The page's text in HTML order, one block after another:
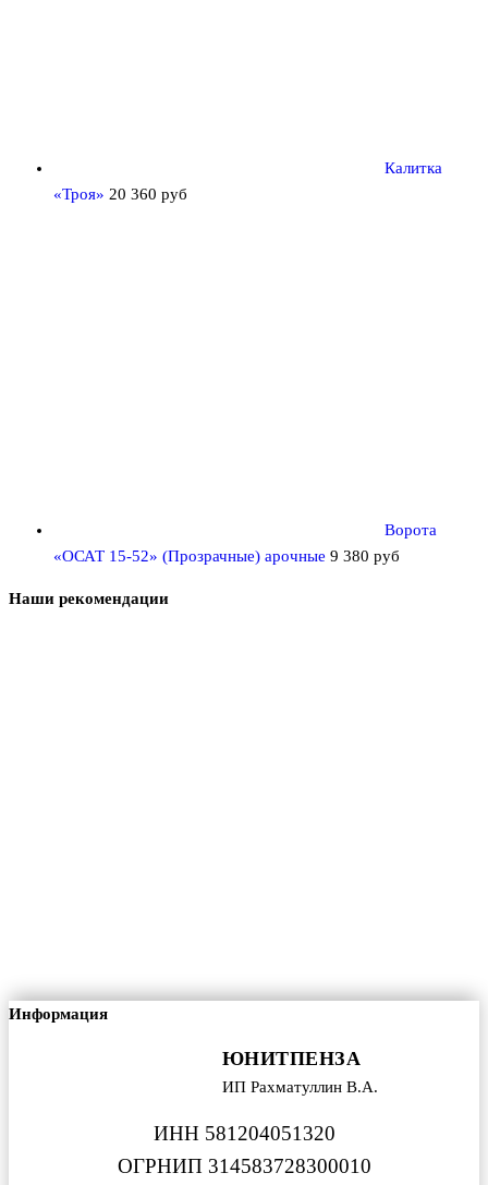
Калитка
«Троя» 20 360 руб
Ворота
«ОСАТ 15-52» (Прозрачные) арочные 9 380 руб
Наши рекомендации
Информация
ЮНИТПЕНЗА
ИП Рахматуллин В.А.
ИНН 581204051320
ОГРНИП 314583728300010